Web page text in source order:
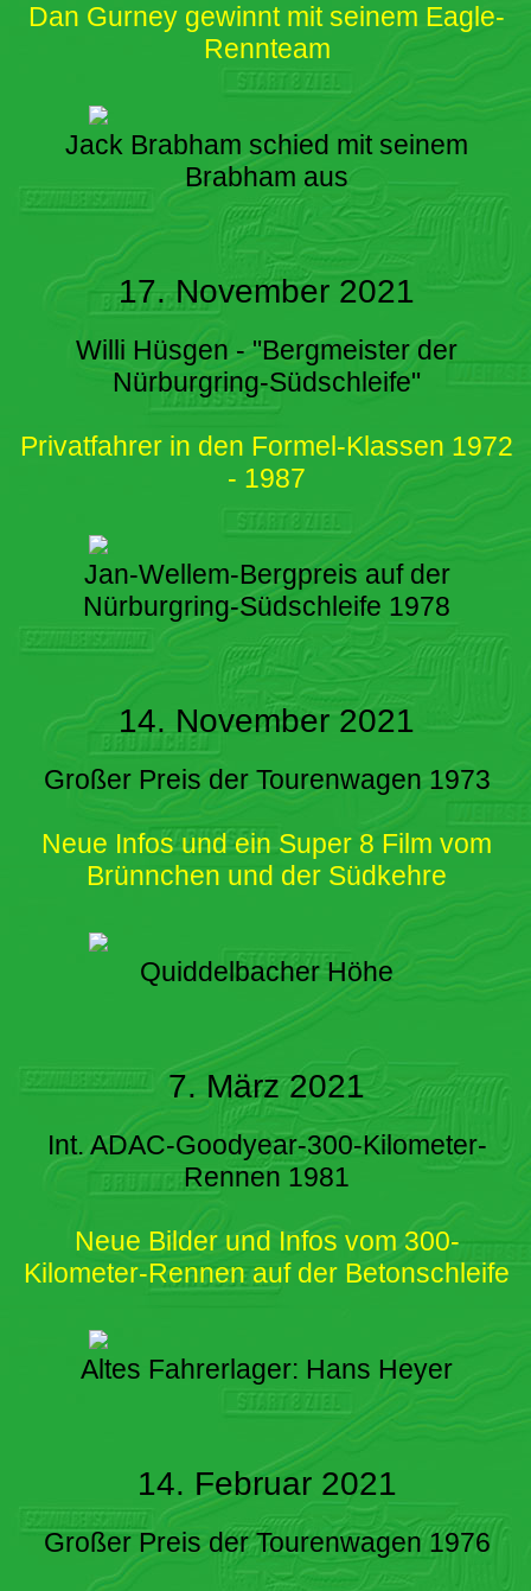
Dan Gurney gewinnt mit seinem Eagle-
Rennteam
Jack Brabham schied mit seinem
Brabham aus
17. November 2021
Willi Hüsgen - "Bergmeister der
Nürburgring-Südschleife"
Privatfahrer in den Formel-Klassen 1972
- 1987
Jan-Wellem-Bergpreis auf der
Nürburgring-Südschleife 1978
14. November 2021
Großer Preis der Tourenwagen 1973
Neue Infos und ein Super 8 Film vom
Brünnchen und der Südkehre
Quiddelbacher Höhe
7. März 2021
Int. ADAC-Goodyear-300-Kilometer-
Rennen 1981
Neue Bilder und Infos vom 300-
Kilometer-Rennen auf der Betonschleife
Altes Fahrerlager: Hans Heyer
14. Februar 2021
Großer Preis der Tourenwagen 1976